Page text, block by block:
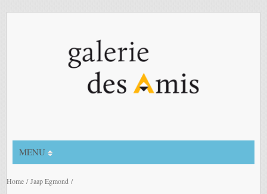
MENU
Home /Jaap Egmond /